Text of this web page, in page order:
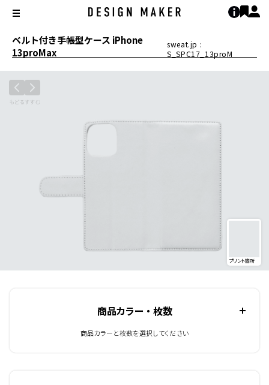
ベルト付き手帳型ケース iPhone
13proMax
sweat.jp :
S_SPC17_13proM
プリント箇所
商品カラー ・ 枚数
商品カラーと枚数を選択してください